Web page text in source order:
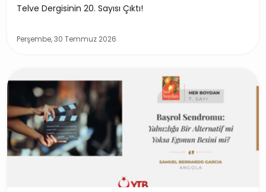
Telve Dergisinin 20. Sayısı Çıktı!
Perşembe, 30 Temmuz 2026